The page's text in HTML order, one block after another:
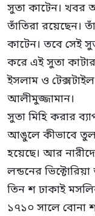
সুতা কাটেন। খবর
তাঁতিরা রয়েছেন।
কাটেন। তবে সেই
করে এই সুতা
ইসলাম ও
আলীমুজ্জামান।
সুতা মিহি করার
আঙুলে কীভাবে
হয়েছে। আর
লন্ডনের
তিন শ ঢাকাই
১৭১০ সালে বোনা